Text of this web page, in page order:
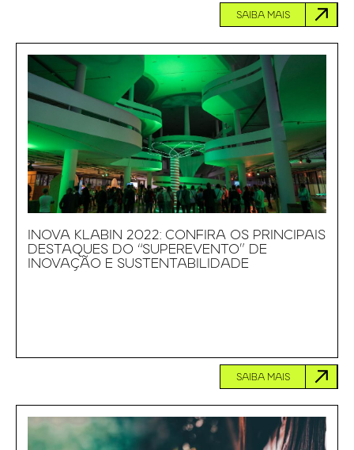
SAIBA MAIS
INOVA KLABIN 2022: CONFIRA OS PRINCIPAIS
DESTAQUES DO “SUPEREVENTO” DE
INOVAÇÃO E SUSTENTABILIDADE
SAIBA MAIS